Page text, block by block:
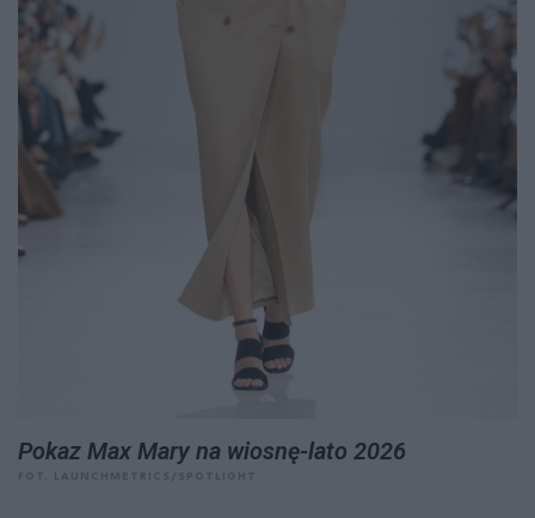
Pokaz Max Mary na wiosnę-lato 2026